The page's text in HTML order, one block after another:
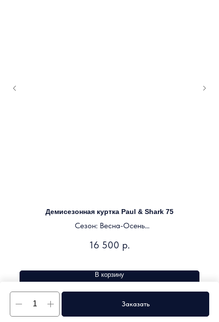
Заказать
Демисезонная куртка Paul & Shark 75
Сезон: Весна-Осень
16 500 р.
В корзину